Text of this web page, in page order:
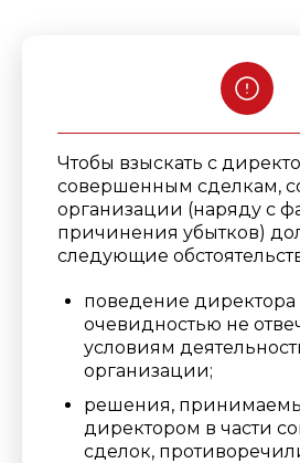
Чтобы взыскать с
совершенным сделкам,
организации (наряду с
причинения убытков)
следующие
поведение директора
очевидностью не
условиям
организации;
решения,
директором в части
сделок,